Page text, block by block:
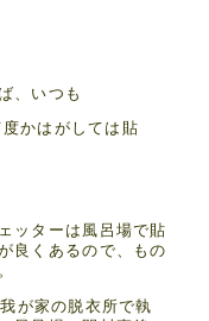
、いつも
かはがしては貼
ッターは風呂場で貼
良くあるので、もの
が家の脱衣所で執